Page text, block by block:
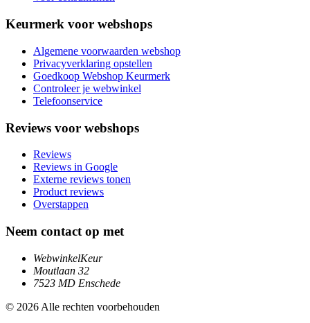
Keurmerk voor webshops
Algemene voorwaarden webshop
Privacyverklaring opstellen
Goedkoop Webshop Keurmerk
Controleer je webwinkel
Telefoonservice
Reviews voor webshops
Reviews
Reviews in Google
Externe reviews tonen
Product reviews
Overstappen
Neem contact op met
WebwinkelKeur
Moutlaan 32
7523 MD Enschede
© 2026 Alle rechten voorbehouden